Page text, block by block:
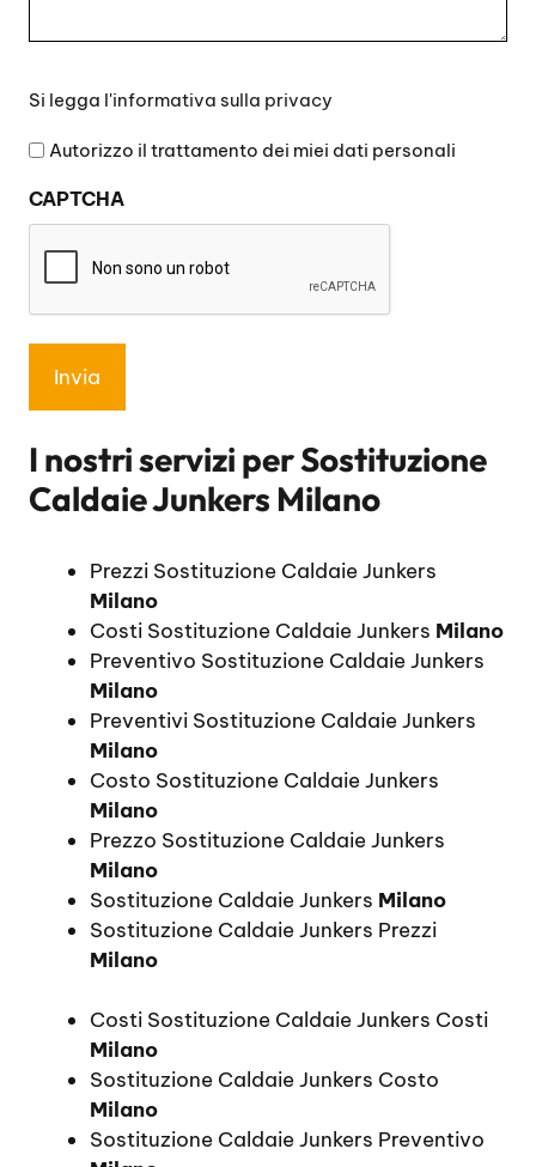
legga
l'informativa
privacy
Si legga l'informativa sulla privacy
Autorizzo il trattamento dei miei dati personali
CAPTCHA
I nostri servizi perSostituzione
Caldaie Junkers Milano
Prezzi Sostituzione Caldaie Junkers
Milano
Costi Sostituzione Caldaie Junkers Milano
Preventivo Sostituzione Caldaie Junkers
Milano
Preventivi Sostituzione Caldaie Junkers
Milano
Costo Sostituzione Caldaie Junkers
Milano
Prezzo Sostituzione Caldaie Junkers
Milano
Sostituzione Caldaie Junkers Milano
Sostituzione Caldaie Junkers Prezzi
Milano
Costi Sostituzione Caldaie Junkers Costi
Milano
Sostituzione Caldaie Junkers Costo
Milano
Sostituzione Caldaie Junkers Preventivo